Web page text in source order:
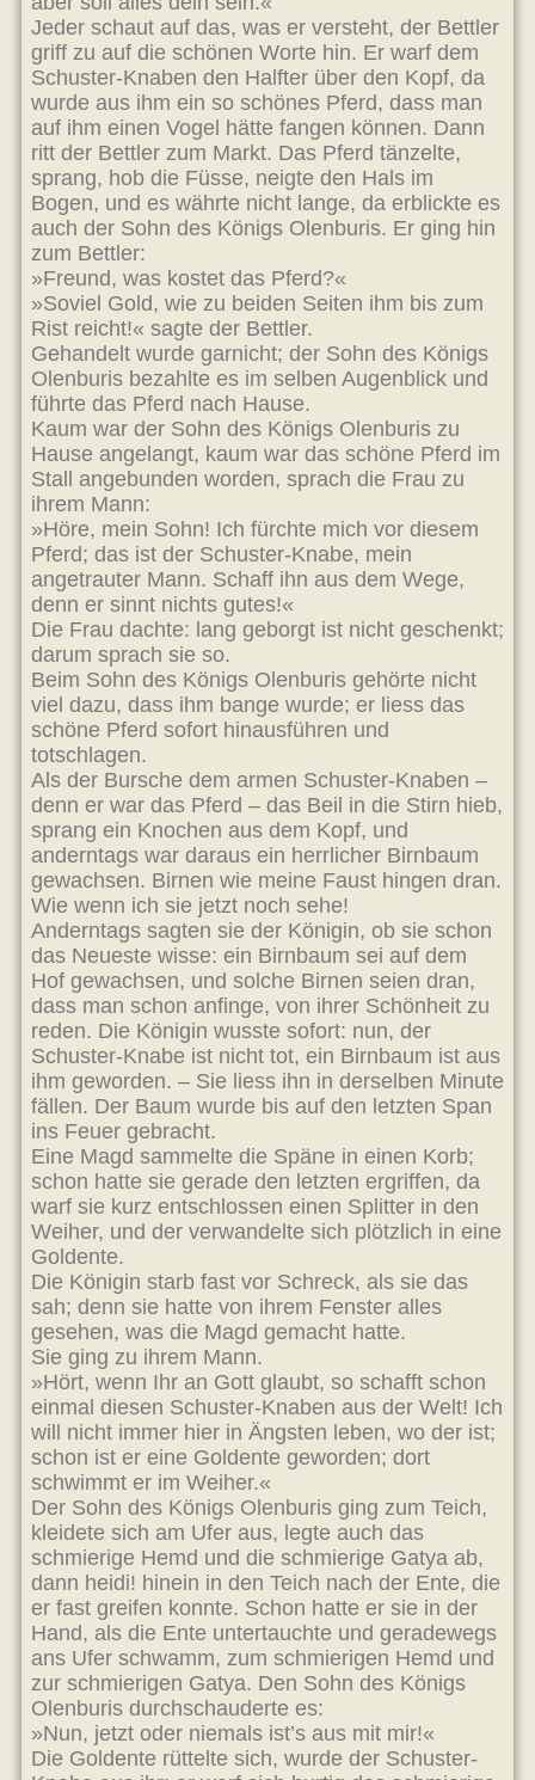
Jeder schaut auf das, was er versteht, der Bettler
griff zu auf die schönen Worte hin. Er warf dem
Schuster-Knaben den Halfter über den Kopf, da
wurde aus ihm ein so schönes Pferd, dass man
auf ihm einen Vogel hätte fangen können. Dann
ritt der Bettler zum Markt. Das Pferd tänzelte,
sprang, hob die Füsse, neigte den Hals im
Bogen, und es währte nicht lange, da erblickte es
auch der Sohn des Königs Olenburis. Er ging hin
zum Bettler:
»Freund, was kostet das Pferd?«
»Soviel Gold, wie zu beiden Seiten ihm bis zum
Rist reicht!« sagte der Bettler.
Gehandelt wurde garnicht; der Sohn des Königs
Olenburis bezahlte es im selben Augenblick und
führte das Pferd nach Hause.
Kaum war der Sohn des Königs Olenburis zu
Hause angelangt, kaum war das schöne Pferd im
Stall angebunden worden, sprach die Frau zu
ihrem Mann:
»Höre, mein Sohn! Ich fürchte mich vor diesem
Pferd; das ist der Schuster-Knabe, mein
angetrauter Mann. Schaff ihn aus dem Wege,
denn er sinnt nichts gutes!«
Die Frau dachte: lang geborgt ist nicht geschenkt;
darum sprach sie so.
Beim Sohn des Königs Olenburis gehörte nicht
viel dazu, dass ihm bange wurde; er liess das
schöne Pferd sofort hinausführen und
totschlagen.
Als der Bursche dem armen Schuster-Knaben –
denn er war das Pferd – das Beil in die Stirn hieb,
sprang ein Knochen aus dem Kopf, und
anderntags war daraus ein herrlicher Birnbaum
gewachsen. Birnen wie meine Faust hingen dran.
Wie wenn ich sie jetzt noch sehe!
Anderntags sagten sie der Königin, ob sie schon
das Neueste wisse: ein Birnbaum sei auf dem
Hof gewachsen, und solche Birnen seien dran,
dass man schon anfinge, von ihrer Schönheit zu
reden. Die Königin wusste sofort: nun, der
Schuster-Knabe ist nicht tot, ein Birnbaum ist aus
ihm geworden. – Sie liess ihn in derselben Minute
fällen. Der Baum wurde bis auf den letzten Span
ins Feuer gebracht.
Eine Magd sammelte die Späne in einen Korb;
schon hatte sie gerade den letzten ergriffen, da
warf sie kurz entschlossen einen Splitter in den
Weiher, und der verwandelte sich plötzlich in eine
Goldente.
Die Königin starb fast vor Schreck, als sie das
sah; denn sie hatte von ihrem Fenster alles
gesehen, was die Magd gemacht hatte.
Sie ging zu ihrem Mann.
»Hört, wenn Ihr an Gott glaubt, so schafft schon
einmal diesen Schuster-Knaben aus der Welt! Ich
will nicht immer hier in Ängsten leben, wo der ist;
schon ist er eine Goldente geworden; dort
schwimmt er im Weiher.«
Der Sohn des Königs Olenburis ging zum Teich,
kleidete sich am Ufer aus, legte auch das
schmierige Hemd und die schmierige Gatya ab,
dann heidi! hinein in den Teich nach der Ente, die
er fast greifen konnte. Schon hatte er sie in der
Hand, als die Ente untertauchte und geradewegs
ans Ufer schwamm, zum schmierigen Hemd und
zur schmierigen Gatya. Den Sohn des Königs
Olenburis durchschauderte es:
»Nun, jetzt oder niemals ist’s aus mit mir!«
Die Goldente rüttelte sich, wurde der Schuster-